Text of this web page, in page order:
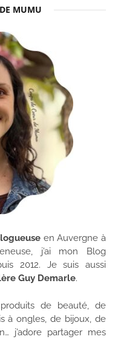
MUMU
en Auvergne à
j’ai mon Blog
2012. Je suis aussi
Guy Demarle.
de beauté, de
à ongles, de bijoux, de
j’adore partager mes